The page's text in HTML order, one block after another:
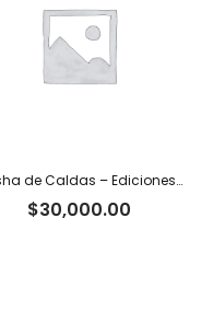
Geisha de Caldas – Ediciones Limitadas Tiger
$30,000.00